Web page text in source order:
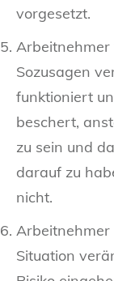
vorgesetzt.
Arbeitnehmer
Sozusagen
funktioniert
beschert,
zu sein und
darauf zu
nicht.
Arbeitnehmer
Situation